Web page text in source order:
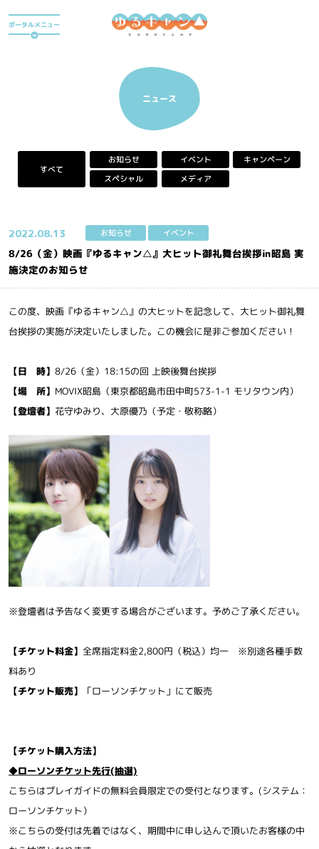
ア
ニ
キ
ポ
ー
タ
イ
ト
ポータルメニュー
トレーラー
公式X 公式Instagram
ニュース
すべて
お知らせ イベント キャンペーン
スペシャル メディア
2022.08.13 お知らせ イベント
8/26（金）映画『ゆるキャン△』大ヒット御礼舞台挨拶in昭島 実
施決定のお知らせ
この度、映画『ゆるキャン△』の大ヒットを記念して、大ヒット御礼舞
台挨拶の実施が決定いたしました。この機会に是非ご参加ください！
【日 時】 8/26（金）18:15の回 上映後舞台挨拶
【場 所】 MOVIX昭島（東京都昭島市田中町573-1-1 モリタウン内）
【登壇者】 花守ゆみり、大原優乃（予定・敬称略）
※登壇者は予告なく変更する場合がございます。予めご了承ください。
【チケット料金】 全席指定料金2,800円（税込）均一 ※別途各種手数
料あり
【チケット販売】 「ローソンチケット」にて販売
【チケット購入方法】
◆ローソンチケット先行(抽選)
こちらはプレイガイドの無料会員限定での受付となります。(システム：
ローソンチケット）
※こちらの受付は先着ではなく、期間中に申し込んで頂いたお客様の中